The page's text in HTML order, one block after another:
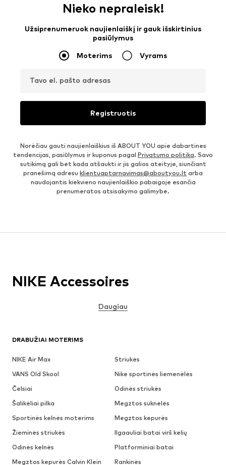
Nieko nepraleisk!
Užsiprenumeruok naujienlaiškį ir gauk išskirtinius
pasiūlymus
Moterims Vyrams
Tavo el. pašto adresas
Registruotis
Norėčiau gauti naujienlaiškius iš ABOUT YOU apie dabartines
tendencijas, pasiūlymus ir kuponus pagal Privatumo politika. Savo
sutikimą gali bet kada atšaukti ir jis galios ateityje, siunčiant
pranešimą adresu klientuaptarnavimas@aboutyou.lt arba
naudojantis kiekvieno naujienlaiškio pabaigoje esančia
prenumeratos atsisakymo galimybe.
DRABUŽIAI MOTERIMS
NIKE Air Max
Striukės
VANS Old Skool
Nike sportinės liemenėlės
Čelsiai
Odinės striukės
Šalikėliai pilka
Megztos suknelės
Sportinės kelnės moterims
Megztos kepurės
Žieminės striukės
Ilgaauliai batai virš kelių
Odinės kelnės
Platforminiai batai
Megztos kepurės Calvin Klein
Rankinės
NIKE Accessoires
Daugiau